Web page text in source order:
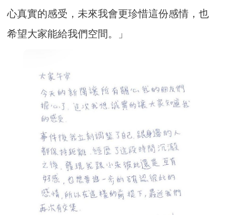
心真實的感受，未來我會更珍惜這份感情，也
希望大家能給我們空間。」